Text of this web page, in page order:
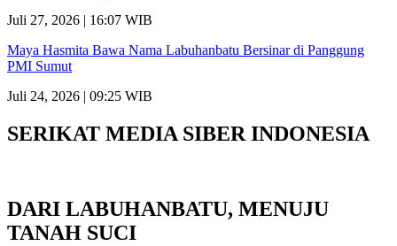
Juli 27, 2026 | 16:07 WIB
Maya Hasmita Bawa Nama Labuhanbatu Bersinar di Panggung
PMI Sumut
Juli 24, 2026 | 09:25 WIB
SERIKAT MEDIA SIBER INDONESIA
DARI LABUHANBATU, MENUJU
TANAH SUCI